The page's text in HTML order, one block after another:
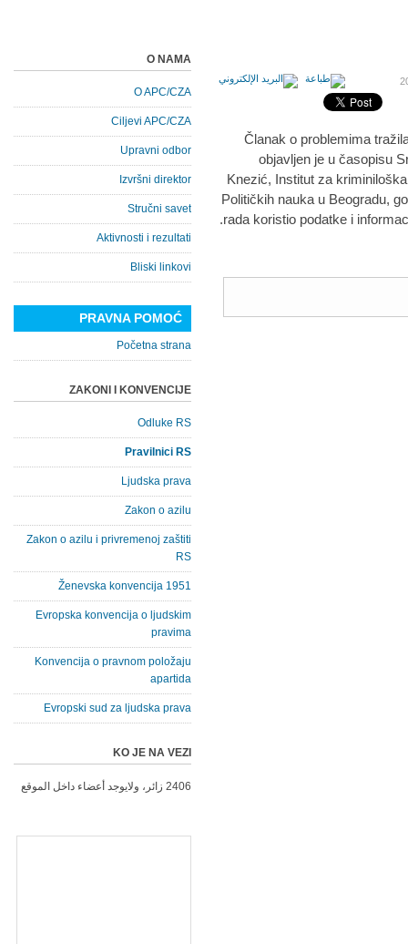
Članak o problemima
objavljen je u časopisu
Knezić, Institut za
Političkih nauka u Beogradu,
rada koristio podatke i
O NAMA
O APC/CZA
Ciljevi APC/CZA
Upravni odbor
Izvršni direktor
Stručni savet
Aktivnosti i rezultati
Bliski linkovi
PRAVNA POMOĆ
Početna strana
ZAKONI I KONVENCIJE
Odluke RS
Pravilnici RS
Ljudska prava
Zakon o azilu
Zakon o azilu i privremenoj zaštiti
RS
Ženevska konvencija 1951
Evropska konvencija o ljudskim
pravima
Konvencija o pravnom položaju
apartida
Evropski sud za ljudska prava
KO JE NA VEZI
2406 زائر، ولايوجد أعضاء داخل الموقع